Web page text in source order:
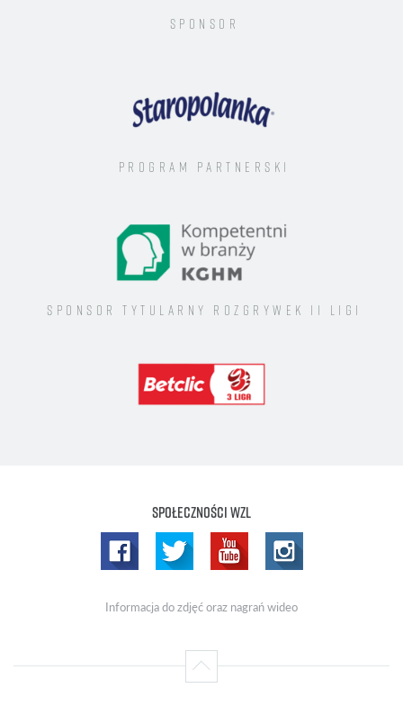
Sponsor
Program Partnerski
Sponsor tytularny rozgrywek II ligi
Społeczności WZL
Informacja do zdjęć oraz nagrań wideo